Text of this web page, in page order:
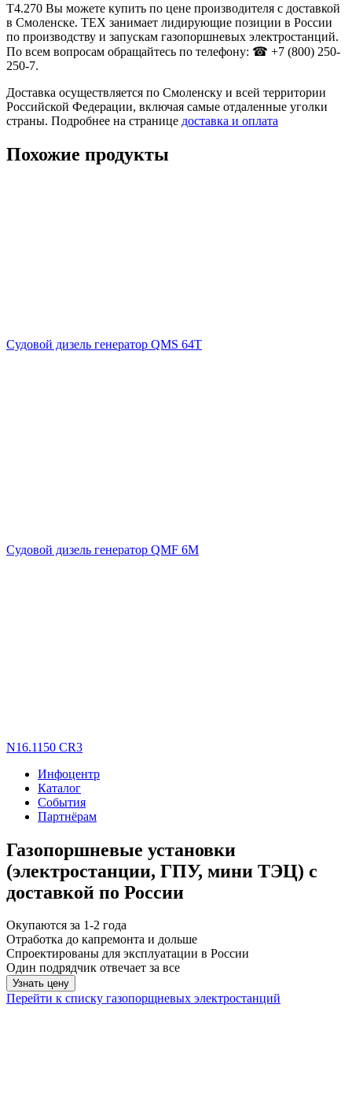
T4.270 Вы можете купить по цене производителя с доставкой
в Смоленске. ТЕХ занимает лидирующие позиции в России
по производству и запускам газопоршневых электростанций.
По всем вопросам обращайтесь по телефону: ☎ +7 (800) 250-
250-7.
Доставка осуществляется по Смоленску и всей территории
Российской Федерации, включая самые отдаленные уголки
страны. Подробнее на странице доставка и оплата
Похожие продукты
Судовой дизель генератор QMS 64T
Судовой дизель генератор QMF 6M
N16.1150 CR3
Инфоцентр
Каталог
События
Партнёрам
Газопоршневые установки
(электростанции, ГПУ, мини ТЭЦ) с
доставкой по России
Окупаются за 1-2 года
Отработка до капремонта и дольше
Спроектированы для эксплуатации в России
Один подрядчик отвечает за все
Узнать цену
Перейти к списку газопорщневых электростанций